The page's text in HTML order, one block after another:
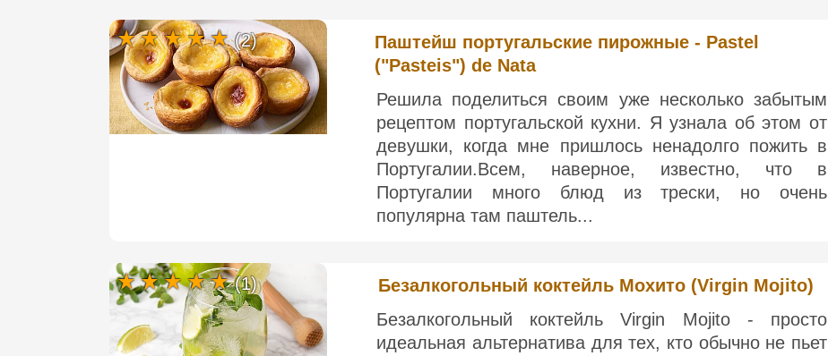
Паштейш португальские пирожные - Pastel
("Pasteis") de Nata
Решила поделиться своим уже несколько забытым
рецептом португальской кухни. Я узнала об этом от
девушки, когда мне пришлось ненадолго пожить в
Португалии.Всем, наверное, известно, что в
Португалии много блюд из трески, но очень
популярна там паштель...
(2)
Безалкогольный коктейль Мохито (Virgin Mojito)
Безалкогольный коктейль Virgin Mojito - просто
идеальная альтернатива для тех, кто обычно не пьет
(1)